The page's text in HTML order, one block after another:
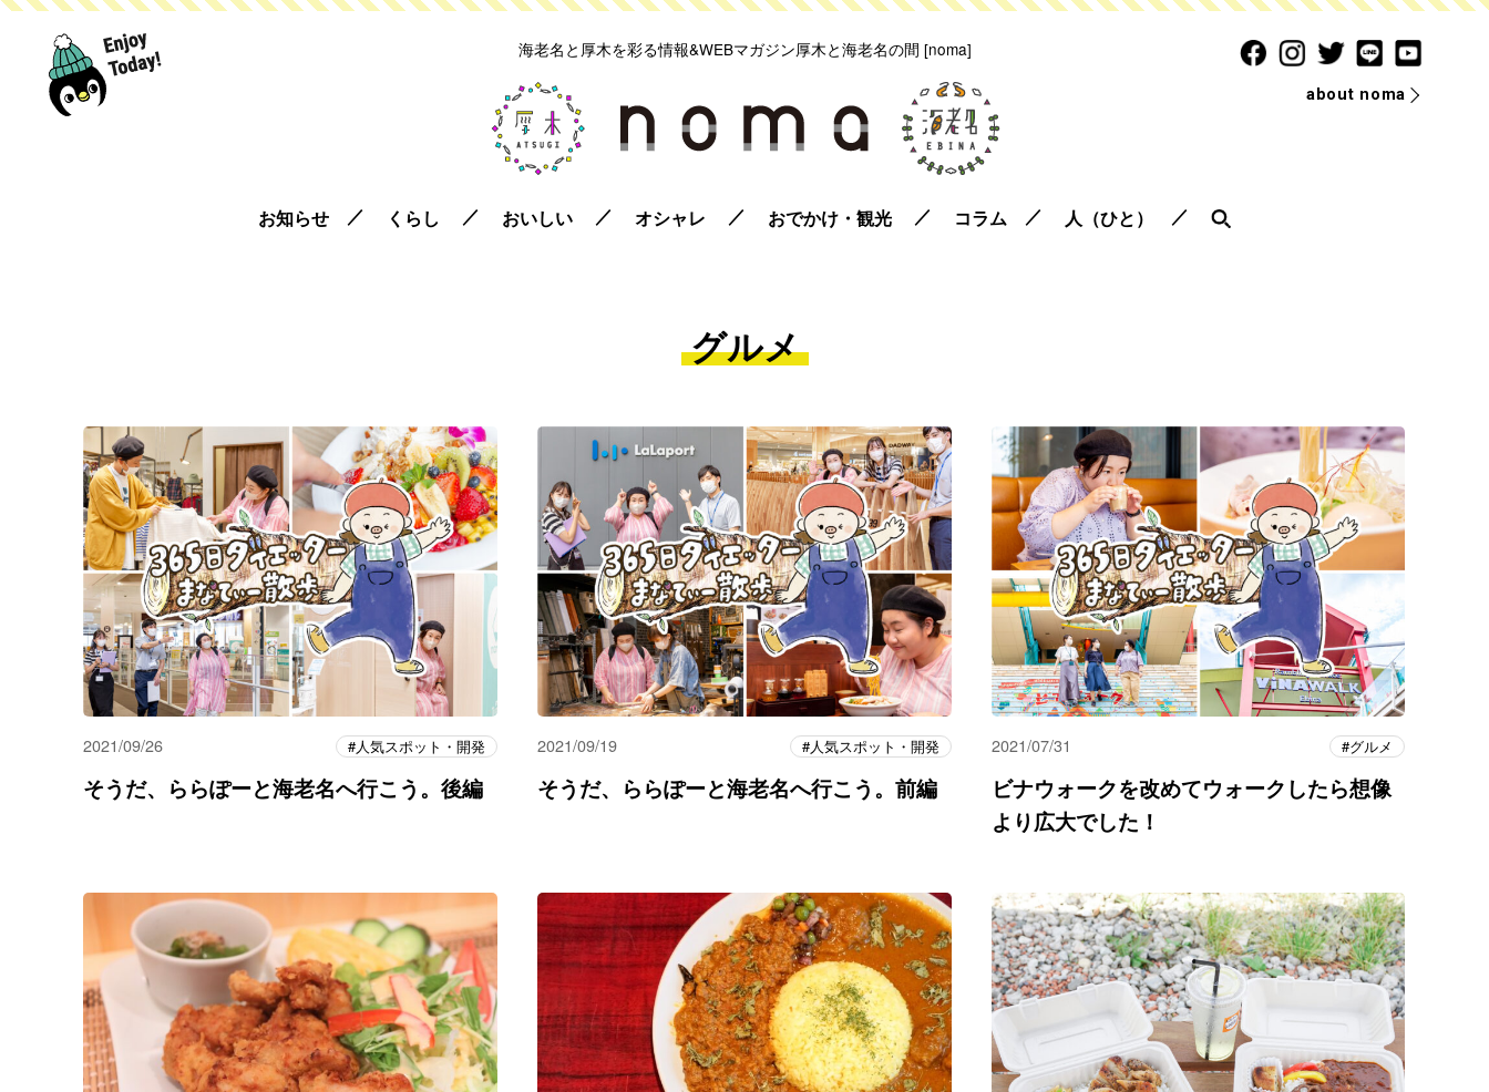
about noma
海老名と厚木を彩る情報&WEBマガジン厚木と海老名の間 [noma]
お知らせ くらし おいしい オシャレ おでかけ・観光 コラム 人（ひと）
グルメ
2021/09/26 人気スポット・開発
そうだ、ららぽーと海老名へ行こう。後編
2021/09/19 人気スポット・開発
そうだ、ららぽーと海老名へ行こう。前編
2021/07/31 グルメ
ビナウォークを改めてウォークしたら想像
より広大でした！